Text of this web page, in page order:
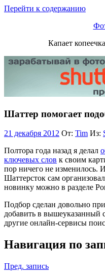
Перейти к содержанию
Капает
Шаттер помогает
21 декабря 2012 От: Tim Из:
Полтора года назад я делал
ключевых слов к своим
пор ничего не изменилось.
Шаттерсток сам
новинку можно в разделе
Подбор сделан довольно
добавить в вышеуказанный
другие онлайн-сервисы
Навигация по
Пред. запись